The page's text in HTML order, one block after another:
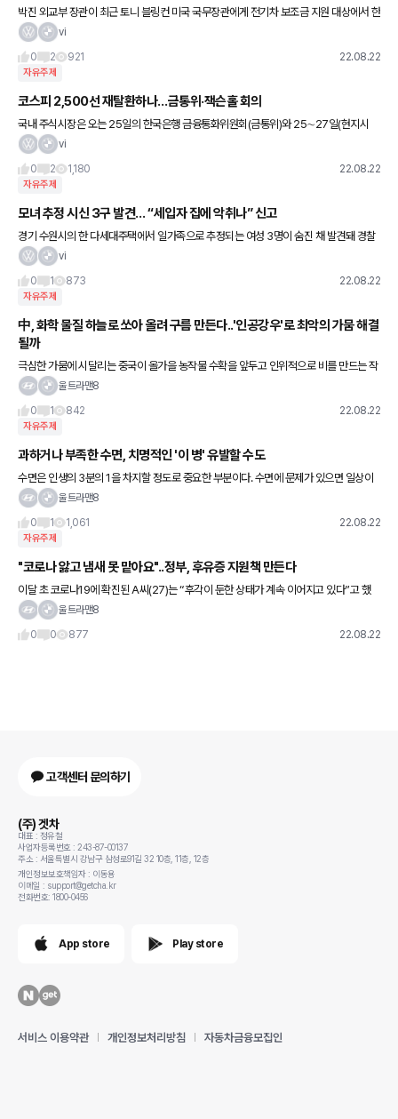
박진 외교부 장관이 최근 토니 블링컨 미국 국무장관에게 전기차 보조금 지원 대상에서 한
국산 차량을 제외한 미국의 '인플레이션 감축법'에 대해 직접 문제를 제기한 것으로 알려
vi
0
2 921 22.08.22
자유주제
코스피 2,500선 재탈환하나…금통위·잭슨홀 회의
국내 주식시장은 오는 25일의 한국은행 금융통화위원회(금통위)와 25∼27일(현지시
간) 열리는 잭슨홀 회의에 주목하고 있다. 한은 금통위는 지난 7월 기준금리를 1.75%에
vi
0
2 1,180 22.08.22
자유주제
모녀 추정 시신 3구 발견… “세입자 집에 악취나” 신고
경기 수원시의 한 다세대주택에서 일가족으로 추정되는 여성 3명이 숨진 채 발견돼 경찰
이 수사에 나섰다.
vi
0
1 873 22.08.22
자유주제
中, 화학 물질 하늘로 쏘아 올려 구름 만든다..'인공강우'로 최악의 가뭄 해결
될까
극심한 가뭄에 시달리는 중국이 올가을 농작물 수확을 앞두고 인위적으로 비를 만드는 작
업에 나섰다. 21일(현지 시각) 미국 NBC 뉴스는 지난 19일 중국 당국이 농작물 수확 위기울트라맨8
0
1 842 22.08.22
자유주제
과하거나 부족한 수면, 치명적인 '이 병' 유발할 수도
수면은 인생의 3분의 1을 차지할 정도로 중요한 부분이다. 수면에 문제가 있으면 일상이
피로해질 뿐 아니라, 중증 질환인 뇌졸중 발병 위험까지 올라간다. 유성선병원 뇌졸중센터
울트라맨8
0
1 1,061 22.08.22
자유주제
"코로나 앓고 냄새 못 맡아요"..정부, 후유증 지원책 만든다
이달 초 코로나19에 확진된 A씨(27)는 “후각이 둔한 상태가 계속 이어지고 있다”고 했
다. 확진 직후 냄새를 거의 맡을 수 없었는데 비슷한 증세가 지속되고 있다는 것이다. A씨
울트라맨8
0
0 877 22.08.22
고객센터 문의하기
(주) 겟차
대표 : 정유철
사업자등록번호 : 243-87-00137
주소 : 서울특별시 강남구 삼성로91길 32 10층, 11층, 12층
개인정보보호책임자 : 이동용
이메일 : support@getcha.kr
전화번호: 1800-0456
App store Play store
서비스 이용약관 개인정보처리방침 자동차금융모집인